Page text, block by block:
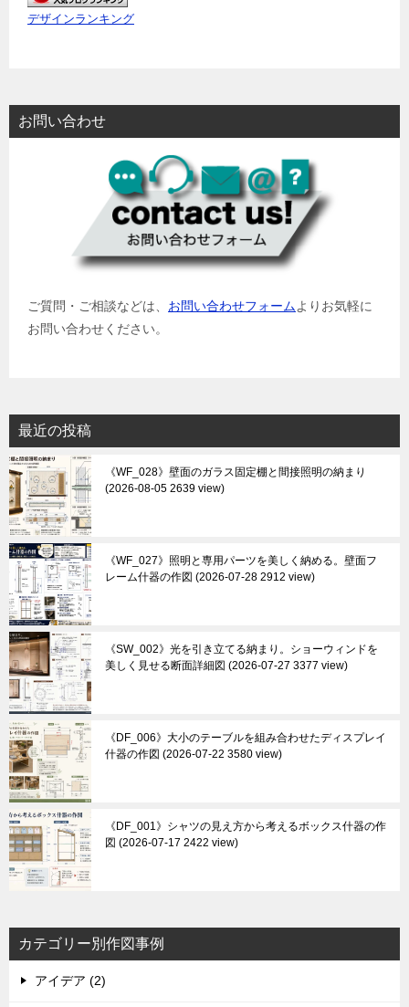
デザインランキング
お問い合わせ
ご質問・ご相談などは、 お問い合わせフォームよりお気軽に
お問い合わせください。
最近の投稿
《WF_028》壁面のガラス固定棚と間接照明の納まり
2026-08-05 2639 view
《WF_027》照明と専用パーツを美しく納める。壁面フ
レーム什器の作図
2026-07-28 2912 view
《SW_002》光を引き立てる納まり。ショーウィンドを
美しく見せる断面詳細図
2026-07-27 3377 view
《DF_006》大小のテーブルを組み合わせたディスプレイ
什器の作図
2026-07-22 3580 view
《DF_001》シャツの見え方から考えるボックス什器の作
図
2026-07-17 2422 view
カテゴリー別作図事例
アイデア (2)